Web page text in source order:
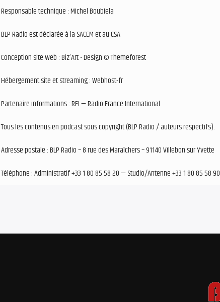
Responsable technique : Michel Boubiela
BLP Radio est déclarée à la SACEM et au CSA
Conception site web : Biz’Art • Design © Themeforest
Hébergement site et streaming : Webhost-fr
Partenaire informations : RFI — Radio France International
Tous les contenus en podcast sous copyright (BLP Radio / auteurs respectifs).
Adresse postale : BLP Radio – 8 rue des Maraîchers – 91140 Villebon sur Yvette
Téléphone : Administratif +33 1 80 85 58 20 — Studio/Antenne +33 1 80 85 58 90